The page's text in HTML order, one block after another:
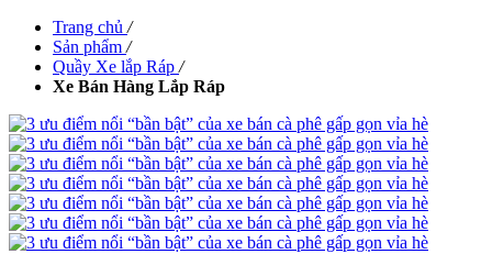
Trang chủ /
Sản phẩm /
Quầy Xe lắp Ráp /
Xe Bán Hàng Lắp Ráp